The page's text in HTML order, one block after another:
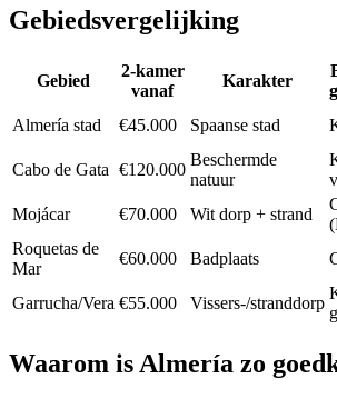
Gebiedsvergelijking
Gebied
2-kamer
vanaf
Karakter
Almería stad €45.000 Spaanse stad
Cabo de Gata €120.000
Beschermde
natuur
Mojácar €70.000 Wit dorp + strand
Roquetas de
Mar
€60.000 Badplaats
Garrucha/Vera €55.000 Vissers-/stranddorp
Waarom is Almería zo